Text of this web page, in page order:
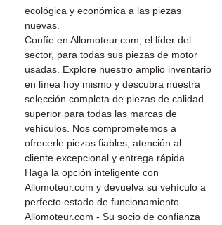
ecológica y económica a las piezas
nuevas.
Confíe en Allomoteur.com, el líder del
sector, para todas sus piezas de motor
usadas. Explore nuestro amplio inventario
en línea hoy mismo y descubra nuestra
selección completa de piezas de calidad
superior para todas las marcas de
vehículos. Nos comprometemos a
ofrecerle piezas fiables, atención al
cliente excepcional y entrega rápida.
Haga la opción inteligente con
Allomoteur.com y devuelva su vehículo a
perfecto estado de funcionamiento.
Allomoteur.com - Su socio de confianza